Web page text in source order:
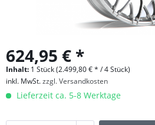
624,95 € *
Inhalt: 1 Stück (2.499,80 € * / 4 Stück)
inkl. MwSt.zzgl. Versandkosten
Lieferzeit ca. 5-8 Werktage